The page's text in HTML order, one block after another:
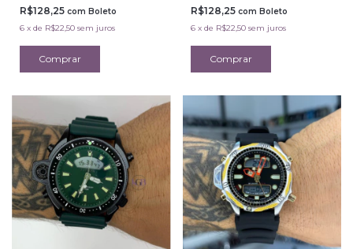
R$128,25 com Boleto
6 x de R$22,50 sem juros
R$128,25 com Boleto
6 x de R$22,50 sem juros